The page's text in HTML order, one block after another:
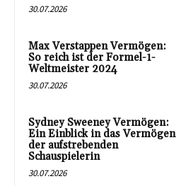
30.07.2026
Max Verstappen Vermögen:
So reich ist der Formel-1-
Weltmeister 2024
30.07.2026
Sydney Sweeney Vermögen:
Ein Einblick in das Vermögen
der aufstrebenden
Schauspielerin
30.07.2026